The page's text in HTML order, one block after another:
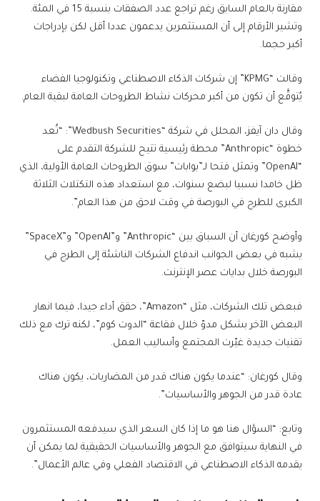
مقارنة بالعام السابق رغم تراجع عدد الصفقات بنسبة 15 في المئة.
وتشير الأرقام إلى أن المستثمرين يدعمون عددا أقل لكن بإدراجات
أكبر حجما.
وقالت “KPMG” إن شركات الذكاء الاصطناعي وتكنولوجيا الفضاء
يُتوقَّع أن تكون من أكبر محركات نشاط الطروحات العامة لبقية العام.
وقال دان آيفز، المحلل في شركة “Wedbush Securities”: “تُعد
خطوة “Anthropic” محطة رئيسية تتيح للشركة التقدم على
“OpenAI” وتمثل فتحا لـ”بوابات” سوق الطروحات العامة الأولية، الذي
ظل خامدا نسبيا لبضع سنوات، مع استعداد هذه التكتلات الثلاثة
الكبرى للطرح في البورصة في وقت لاحق من هذا العام”.
وأوضح كورغان أن السباق بين “Anthropic” و”OpenAI” و”SpaceX”
يشبه في بعض الجوانب اندفاع الشركات الناشئة إلى الطرح في
البورصة خلال بدايات عصر الإنترنت.
فبعض تلك الشركات، مثل “Amazon”، حقق أداء جيدا، فيما انهار
البعض الآخر بشكل مدوّ خلال فقاعة “الدوت كوم”، لكنه ترك مع ذلك
تقنيات جديدة غيّرت المجتمع وأساليب العمل.
وقال كورغان: “عندما يكون هناك قدر من المضاربات، يكون هناك
عادة قدر من الجوهر والأساسيات”.
وتابع: “السؤال هنا هو ما إذا كان السعر الذي سيدفعه المستثمرون
في النهاية سيتوافق مع الجوهر والأساسيات الحقيقية لما يمكن أن
يقدمه الذكاء الاصطناعي في الاقتصاد الفعلي وفي عالم الأعمال”.